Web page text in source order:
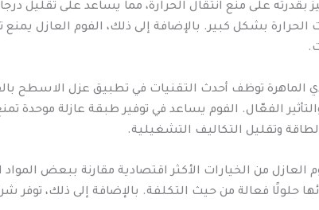
بقدرته على منع انتقال الحرارة، مما يساعد على تقليل
الحرارة بشكل كبير. بالإضافة إلى ذلك، الفوم العازل
الماهرة توظف أحدث التقنيات في تطبيق عزل
الفعّال. الفوم يساعد في توفير طبقة عازلة
وتقليل التكاليف التشغيلية.
العازل من الخيارات الأكثر اقتصادية مقارنة ببعض
حلولًا فعالة من حيث التكلفة. بالإضافة إلى ذلك،